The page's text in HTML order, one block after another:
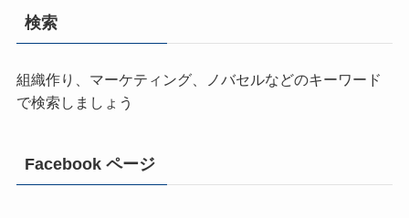
検索
組織作り、マーケティング、ノバセルなどのキーワード
で検索しましょう
Facebook ページ